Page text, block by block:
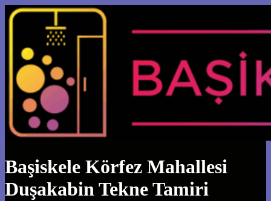
Başiskele Körfez Mahallesi
Duşakabin Tekne Tamiri